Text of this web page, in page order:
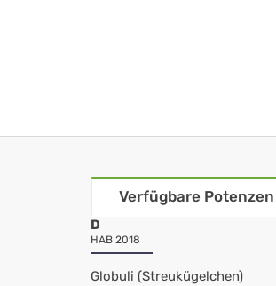
Verfügbare Potenzen
D
HAB 2018
Globuli (Streukügelchen)